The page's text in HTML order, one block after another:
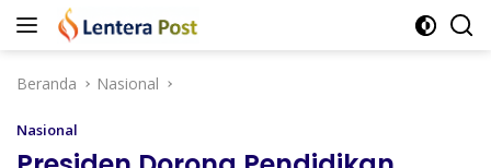
Langsung
Beranda
Nasional
Nasional